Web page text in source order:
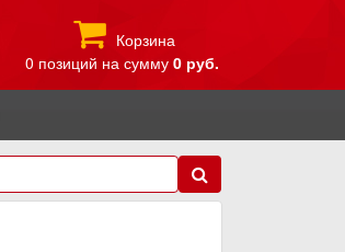
Корзина
0 позиций на сумму 0 руб.